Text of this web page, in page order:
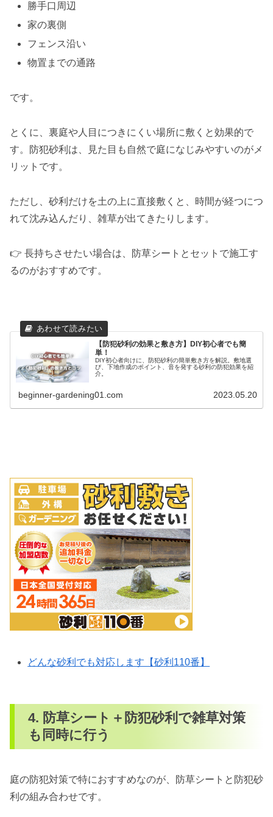
勝手口周辺
家の裏側
フェンス沿い
物置までの通路
です。
とくに、裏庭や人目につきにくい場所に敷くと効果的で
す。防犯砂利は、見た目も自然で庭になじみやすいのがメ
リットです。
ただし、砂利だけを土の上に直接敷くと、時間が経つにつ
れて沈み込んだり、雑草が出てきたりします。
👉 長持ちさせたい場合は、防草シートとセットで施工す
るのがおすすめです。
【防犯砂利の効果と敷き方】DIY初心者でも簡
単！
DIY初心者向けに、防犯砂利の簡単敷き方を解説。敷地選
び、下地作成のポイント、音を発する砂利の防犯効果を紹
介。
beginner-gardening01.com 2023.05.20
どんな砂利でも対応します【砂利110番】
4. 防草シート＋防犯砂利で雑草対策
も同時に行う
庭の防犯対策で特におすすめなのが、防草シートと防犯砂
利の組み合わせです。